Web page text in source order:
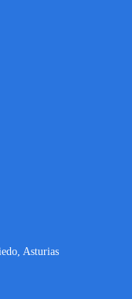
Asturias